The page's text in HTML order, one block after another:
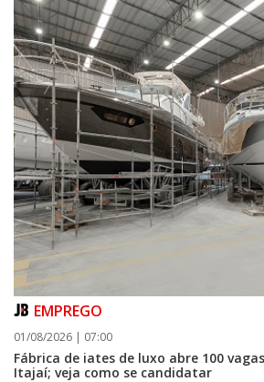
EMPREGO
01/08/2026 | 07:00
Fábrica de iates de luxo abre 100
Itajaí; veja como se candidatar